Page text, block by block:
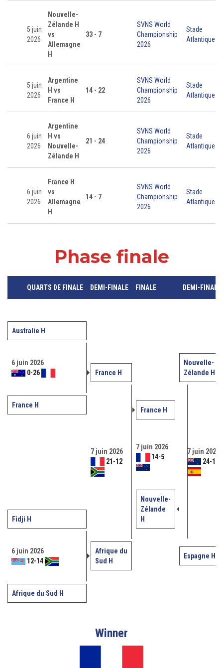
5 juin
2026
Nouvelle-
Zélande H
vs
Allemagne
H
33 - 7
SVNS World
Championship
2026
Stade
Atlantique
5 juin
2026
Argentine
H vs
France H
14 - 22
SVNS World
Championship
2026
Stade
Atlantique
6 juin
2026
Argentine
H vs
Nouvelle-
Zélande H
21 - 24
SVNS World
Championship
2026
Stade
Atlantique
6 juin
2026
France H
vs
Allemagne
H
14 - 7
SVNS World
Championship
2026
Stade
Atlantique
Phase finale
QUARTS DE FINALE DEMI-FINALE FINALE DEMI-FINALE
Australie H
6 juin 2026
0-26 France H
Nouvelle-
Zélande H
7 juin 2026
21-12
7 juin 2026
24-12
France H
France H
7 juin 2026
14-5
Fidji H
Nouvelle-
Zélande
H
6 juin 2026
12-14
Afrique du
Sud H
Espagne H
Afrique du Sud H
Winner